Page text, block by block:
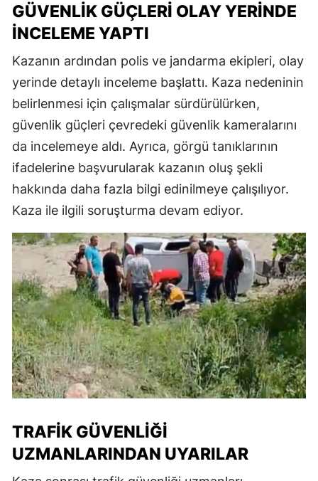
GÜVENLIK GÜÇLERI OLAY YERINDE
İNCELEME YAPTI
Kazanın ardından polis ve jandarma ekipleri, olay
yerinde detaylı inceleme başlattı. Kaza nedeninin
belirlenmesi için çalışmalar sürdürülürken,
güvenlik güçleri çevredeki güvenlik kameralarını
da incelemeye aldı. Ayrıca, görgü tanıklarının
ifadelerine başvurularak kazanın oluş şekli
hakkında daha fazla bilgi edinilmeye çalışılıyor.
Kaza ile ilgili soruşturma devam ediyor.
TRAFIK GÜVENLIĞI
UZMANLARINDAN UYARILAR